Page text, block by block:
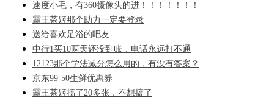
速度小毛，有360摄像头的进！！！！！！！
霸王茶姬那个助力一定要登录
送给喜欢足浴的吧友
中行1买10两天还没到账，电话永远打不通
12123那个学法减分怎么用的，有没有答案？
京东99-50生鲜优惠券
霸王茶姬搞了20多张，不想搞了